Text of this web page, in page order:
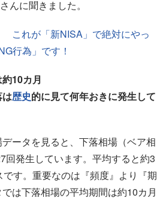
んに聞きました。
これが「新NISA」で絶対にやっ
行為」です！
10カ月
は歴史的に見て何年おきに発生して
ータを見ると、下落相場（ベア相
回発生しています。平均すると約3
す。重要なのは『頻度』より『期
は下落相場の平均期間は約10カ月